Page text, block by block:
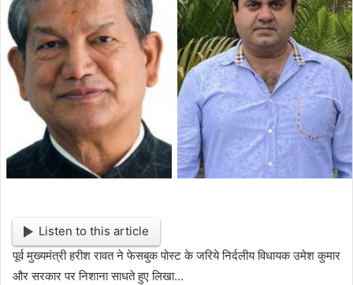
e
m
a
Listen to this article
पूर्व मुख्यमंत्री हरीश रावत ने फेसबुक पोस्ट के जरिये निर्दलीय विधायक उमेश कुमार
और सरकार पर निशाना साधते हुए लिखा…